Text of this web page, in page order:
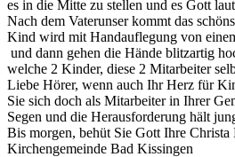
es in die Mitte zu stellen und es Gott
Nach dem Vaterunser kommt das
Kind wird mit Handauflegung von
und dann gehen die Hände blitzartig
welche 2 Kinder, diese 2 Mitarbeiter
Liebe Hörer, wenn auch Ihr Herz für
Sie sich doch als Mitarbeiter in Ihrer
Segen und die Herausforderung hält
Bis morgen, behüt Sie Gott Ihre
Kirchengemeinde Bad Kissingen